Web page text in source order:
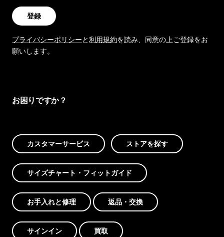
登録
プライバシーポリシーと利用規約を読み、同意の上ご登録をお
願いします。
お困りですか？
カスタマーサービス ストアを探す
サイズチャート・フィットガイド
お手入れと修理 返品・交換
サインイン 買取